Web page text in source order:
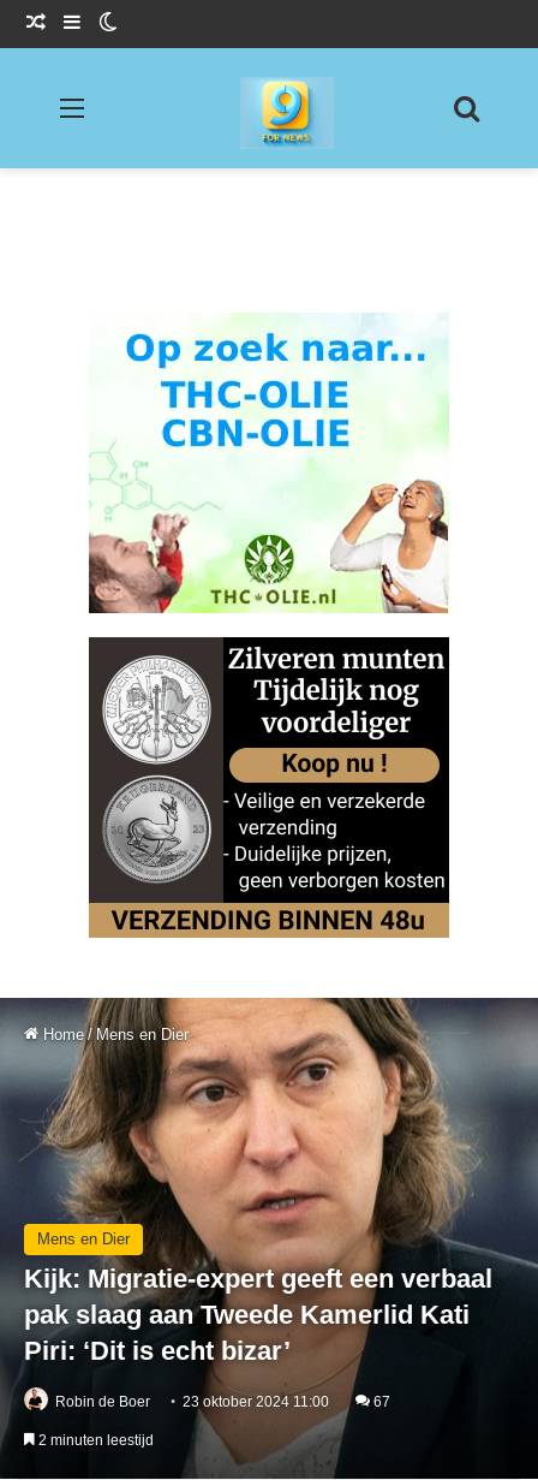
Willekeurig Artikel
Sidebar
Home / Mens en Dier
Mens en Dier
Kijk: Migratie-expert geeft een verbaal
pak slaag aan Tweede Kamerlid Kati
Piri: ‘Dit is echt bizar’
Robin de Boer 23 oktober 2024 11:00 67
2 minuten leestijd